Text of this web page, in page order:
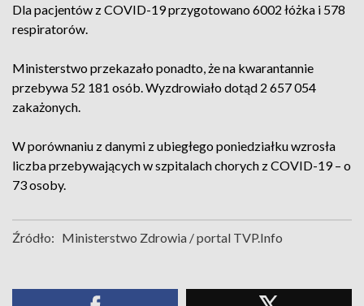
Dla pacjentów z COVID-19 przygotowano 6002 łóżka i 578
respiratorów.
Ministerstwo przekazało ponadto, że na kwarantannie
przebywa 52 181 osób. Wyzdrowiało dotąd 2 657 054
zakażonych.
W porównaniu z danymi z ubiegłego poniedziałku wzrosła
liczba przebywających w szpitalach chorych z COVID-19 – o
73 osoby.
Źródło: Ministerstwo Zdrowia / portal TVP.Info